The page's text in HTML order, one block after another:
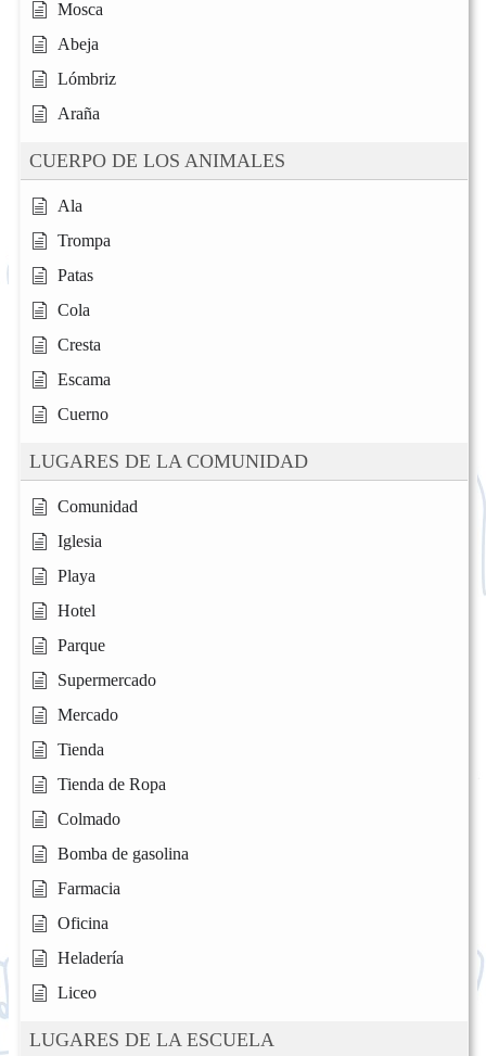
Mosca
Abeja
Lómbriz
Araña
CUERPO DE LOS ANIMALES
Ala
Trompa
Patas
Cola
Cresta
Escama
Cuerno
LUGARES DE LA COMUNIDAD
Comunidad
Iglesia
Playa
Hotel
Parque
Supermercado
Mercado
Tienda
Tienda de Ropa
Colmado
Bomba de gasolina
Farmacia
Oficina
Heladería
Liceo
LUGARES DE LA ESCUELA